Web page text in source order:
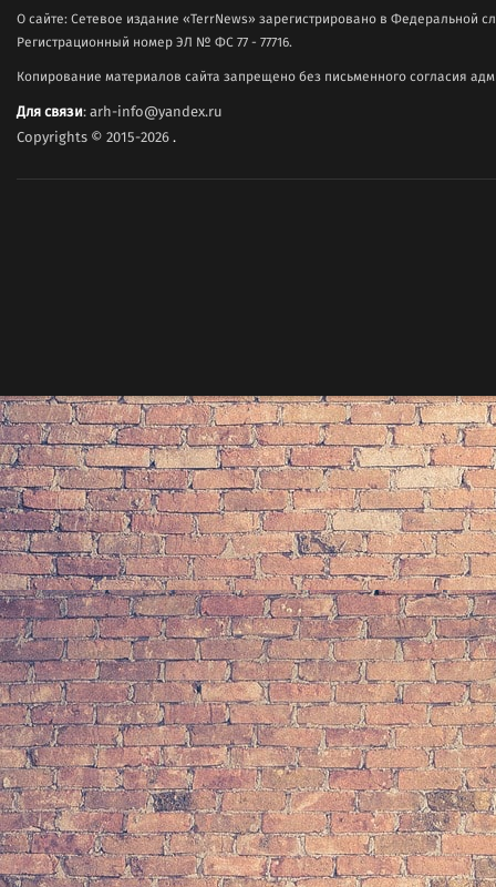
О сайте: Сетевое издание «TerrNews» зарегистрировано в Федеральной
Регистрационный номер ЭЛ № ФС 77 - 77716.
Копирование материалов сайта запрещено без письменного согласия
Для связи: arh-info@yandex.ru
Copyrights © 2015-2026.